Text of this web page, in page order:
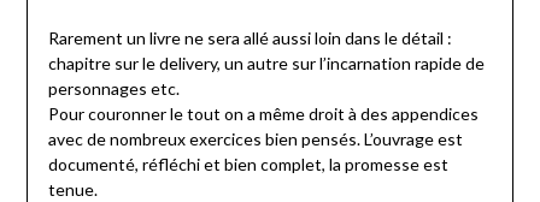
Rarement un livre ne sera allé aussi loin dans le détail :
chapitre sur le delivery, un autre sur l’incarnation rapide de
personnages etc.
Pour couronner le tout on a même droit à des appendices
avec de nombreux exercices bien pensés. L’ouvrage est
documenté, réfléchi et bien complet, la promesse est
tenue.